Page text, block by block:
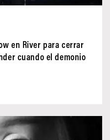
en River para cerrar
cuando el demonio